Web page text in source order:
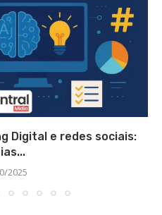
Digital e redes sociais:
2025